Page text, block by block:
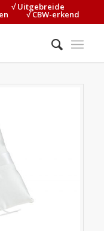
Uitgebreide
CBW-erkend